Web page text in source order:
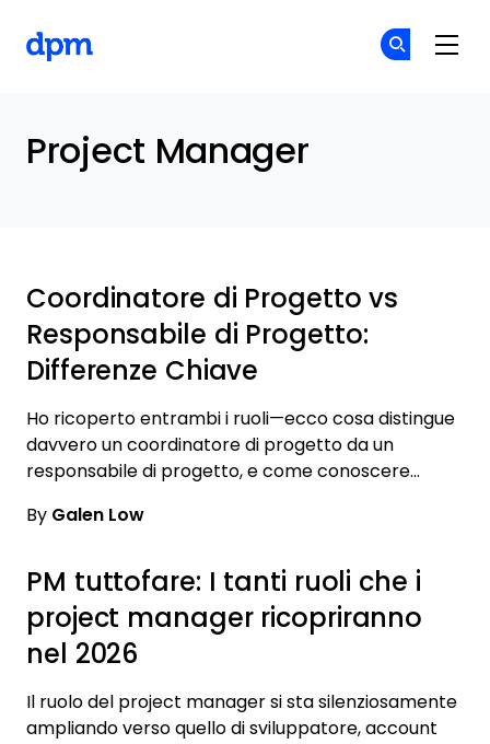
Project Manager
Coordinatore di Progetto vs
Responsabile di Progetto:
Differenze Chiave
Ho ricoperto entrambi i ruoli—ecco cosa distingue
davvero un coordinatore di progetto da un
responsabile di progetto, e come conoscere…
By Galen Low
PM tuttofare: I tanti ruoli che i
project manager ricopriranno
nel 2026
Il ruolo del project manager si sta silenziosamente
ampliando verso quello di sviluppatore, account